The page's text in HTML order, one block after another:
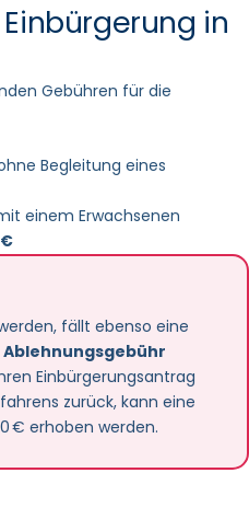
Heiratsurkunde oder
Bei geschiedenen oder
bzw. die
für Kinder
Deutschkenntnisse auf B1-
unter 16 genügen aktuelle
statt eines
Kenntnisse , z. B.
(Test „Leben in
in
Gebühren für die
Begleitung eines
einem Erwachsenen
€
fällt ebenso eine
Ablehnungsgebühr
Einbürgerungsantrag
zurück, kann eine
€ erhoben werden.